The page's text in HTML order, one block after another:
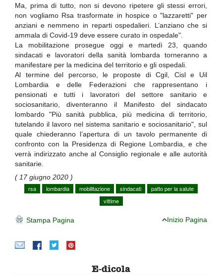
Ma, prima di tutto, non si devono ripetere gli stessi errori,
non vogliamo Rsa trasformate in hospice o "lazzaretti" per
anziani e nemmeno in reparti ospedalieri. L’anziano che si
ammala di Covid-19 deve essere curato in ospedale".
La mobilitazione prosegue oggi e martedì 23, quando
sindacati e lavoratori della sanità lombarda torneranno a
manifestare per la medicina del territorio e gli ospedali.
Al termine del percorso, le proposte di Cgil, Cisl e Uil
Lombardia e delle Federazioni che rappresentano i
pensionati e tutti i lavoratori del settore sanitario e
sociosanitario, diventeranno il Manifesto del sindacato
lombardo "Più sanità pubblica, più medicina di territorio,
tutelando il lavoro nel sistema sanitario e sociosanitario", sul
quale chiederanno l’apertura di un tavolo permanente di
confronto con la Presidenza di Regione Lombardia, e che
verrà indirizzato anche al Consiglio regionale e alle autorità
sanitarie.
( 17 giugno 2020 )
rsa
lombardia mobilitazione sindacati
patto per la salute
vittime
Stampa Pagina Inizio Pagina
E-dicola